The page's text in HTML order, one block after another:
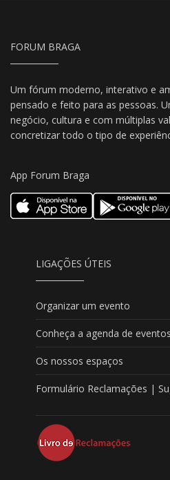
FORUM BRAGA
Um fórum moderno, interativo e
pensado e feito para as pessoas.
negócio, cultura e com múltiplas
concretizar todo o tipo de
App Forum Braga
LIGAÇÕES ÚTEIS
Organizar um evento
Conheça a agenda de eventos
Os nossos espaços
Formulário Reclamações |